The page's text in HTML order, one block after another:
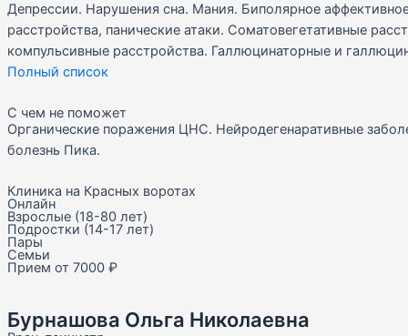
Депрессии. Нарушения сна. Мания. Биполярное
расстройства, панические атаки. Соматовегетативные
компульсивные расстройства. Галлюцинаторные и
Полный список
С чем не поможет
Органические поражения ЦНС. Нейродегенаративные
болезнь Пика.
Клиника на Красных воротах
Онлайн
Взрослые (18-80 лет)
Подростки (14-17 лет)
Пары
Семьи
Прием от 7000 ₽
Бурнашова Ольга Николаевна